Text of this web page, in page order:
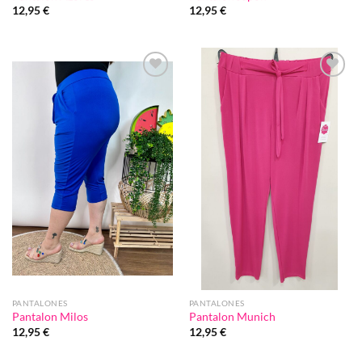
12,95€
12,95€
lista de
deseos
PANTALONES
Pantalon Milos
12,95€
Añadir
a la
lista de
deseos
PANTALONES
Pantalon Munich
12,95€